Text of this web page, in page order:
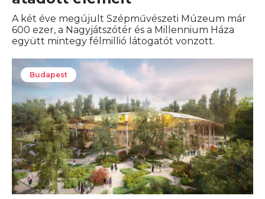
A két éve megújult Szépművészeti Múzeum már
600 ezer, a Nagyjátszótér és a Millennium Háza
együtt mintegy félmillió látogatót vonzott.
Budapest